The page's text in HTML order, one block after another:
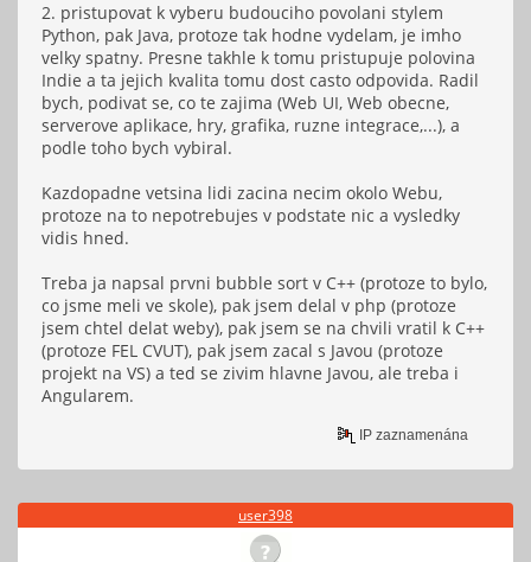
2. pristupovat k vyberu budouciho povolani stylem
Python, pak Java, protoze tak hodne vydelam, je imho
velky spatny. Presne takhle k tomu pristupuje polovina
Indie a ta jejich kvalita tomu dost casto odpovida. Radil
bych, podivat se, co te zajima (Web UI, Web obecne,
serverove aplikace, hry, grafika, ruzne integrace,...), a
podle toho bych vybiral.
Kazdopadne vetsina lidi zacina necim okolo Webu,
protoze na to nepotrebujes v podstate nic a vysledky
vidis hned.
Treba ja napsal prvni bubble sort v C++ (protoze to bylo,
co jsme meli ve skole), pak jsem delal v php (protoze
jsem chtel delat weby), pak jsem se na chvili vratil k C++
(protoze FEL CVUT), pak jsem zacal s Javou (protoze
projekt na VS) a ted se zivim hlavne Javou, ale treba i
Angularem.
IP zaznamenána
user398